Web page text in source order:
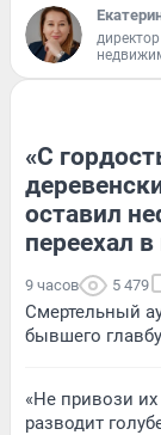
«С
оставил
переехал
9 часов 5 479
Смертельный
бывшего
«Не привози
разводит